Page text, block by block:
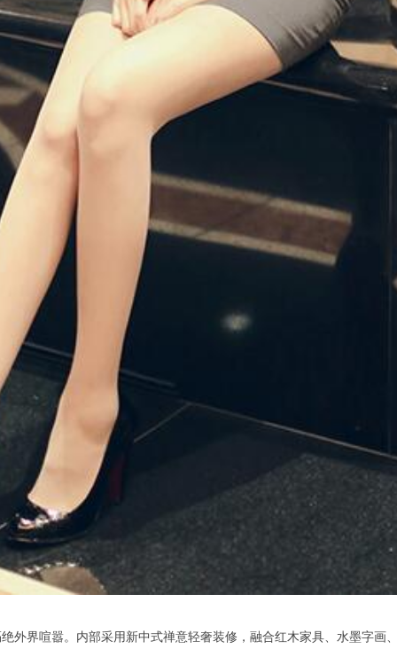
喧嚣。内部采用新中式禅意轻奢装修，融合红木家具、水墨字画